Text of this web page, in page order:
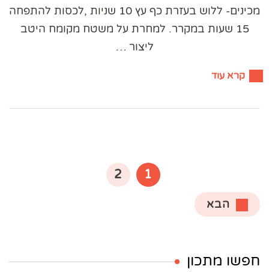
מכינים- ללוש בעזרת כף עץ 10 שניות ,לכסות להתפחה
15 שעות במקרר. למחרת על משטח מקומח היטב
ליצור …
קרא עוד
עמוד
1 עמוד
2
הבא
חפשו מתכון